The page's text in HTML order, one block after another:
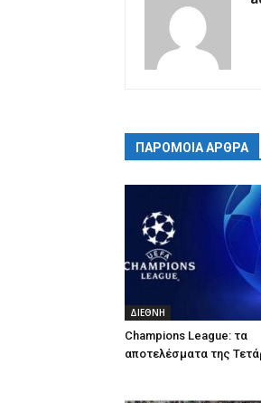
ΠΑΡΟΜΟΙΑ ΑΡΘΡΑ
ΔΙΕΘΝΗ
Champions League: τα
αποτελέσματα της